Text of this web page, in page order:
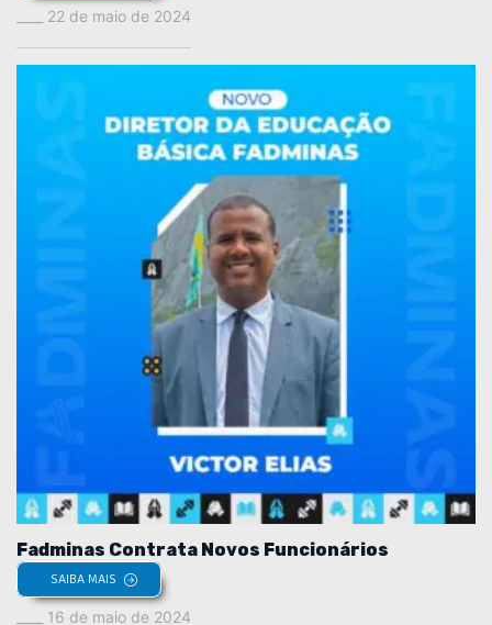
22 de maio de 2024
Fadminas Contrata Novos Funcionários
SAIBA MAIS
16 de maio de 2024